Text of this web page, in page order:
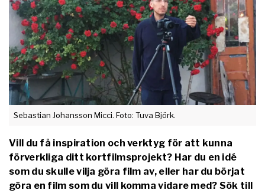
Sebastian Johansson Micci. Foto: Tuva Björk.
Vill du få inspiration och verktyg för att kunna
förverkliga ditt kortfilmsprojekt? Har du en idé
som du skulle vilja göra film av, eller har du börjat
göra en film som du vill komma vidare med? Sök till